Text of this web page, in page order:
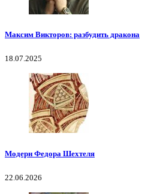
Максим Викторов: разбудить дракона
18.07.2025
Модерн Федора Шехтеля
22.06.2026